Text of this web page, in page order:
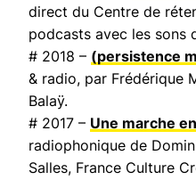
direct du Centre de
podcasts avec les sons
# 2018 – (persistence
& radio, par Frédérique
Balaÿ.
# 2017 – Une marche
radiophonique de
Salles, France Culture